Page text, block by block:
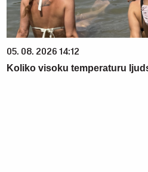
05. 08. 2026 14:12
Koliko visoku temperaturu